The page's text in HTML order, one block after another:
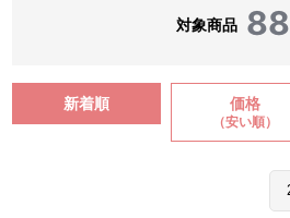
対象商品 88
新着順 価格
（安い順）